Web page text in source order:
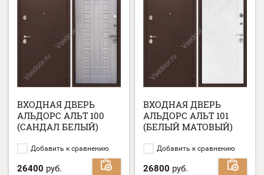
ВХОДНАЯ ДВЕРЬ
АЛЬДОРС АЛЬТ 100
(САНДАЛ БЕЛЫЙ)
Добавить к сравнению
26400 руб.
ВХОДНАЯ ДВЕРЬ
АЛЬДОРС АЛЬТ 101
(БЕЛЫЙ МАТОВЫЙ)
Добавить к сравнению
26800 руб.